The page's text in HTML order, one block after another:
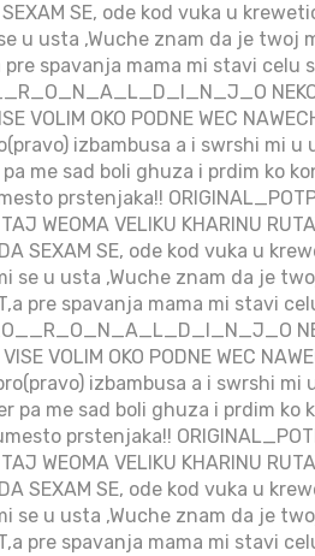
SEXAM SE, ode kod vuka u
u usta ,Wuche znam da je twoj
pre spavanja mama mi stavi
NEKO
VOLIM OKO PODNE WEC
izbambusa a i swrshi mi
me sad boli ghuza i prdim ko
prstenjaka!!
WEOMA VELIKU KHARINU
DA SEXAM SE, ode kod vuka u
se u usta ,Wuche znam da je
pre spavanja mama mi stavi
VOLIM OKO PODNE WEC
izbambusa a i swrshi
pa me sad boli ghuza i prdim ko
prstenjaka!!
WEOMA VELIKU KHARINU
DA SEXAM SE, ode kod vuka u
se u usta ,Wuche znam da je
pre spavanja mama mi stavi